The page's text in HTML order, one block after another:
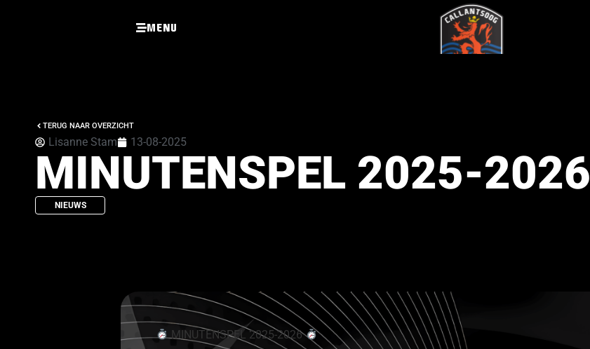
Menu
TERUG NAAR OVERZICHT
Lisanne Stam 13-08-2025
MINUTENSPEL 2025-2026
NIEUWS
MINUTENSPEL 2025-2026